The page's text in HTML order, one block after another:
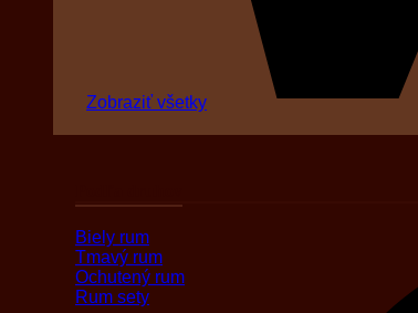
Zobraziť všetky
Biely rum
Tmavý rum
Ochutený rum
Rum sety